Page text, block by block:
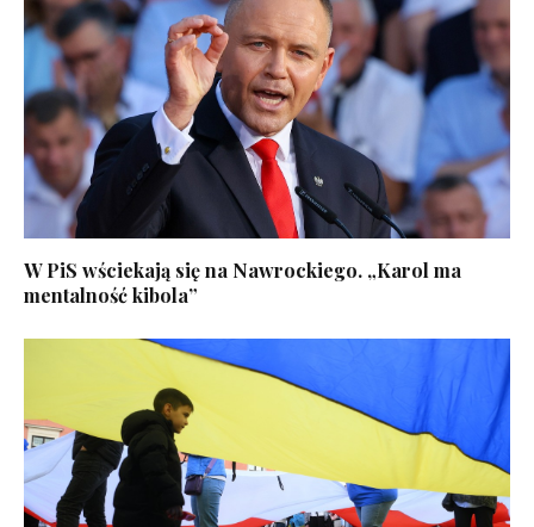
W PiS wściekają się na Nawrockiego. „Karol ma
mentalność kibola”